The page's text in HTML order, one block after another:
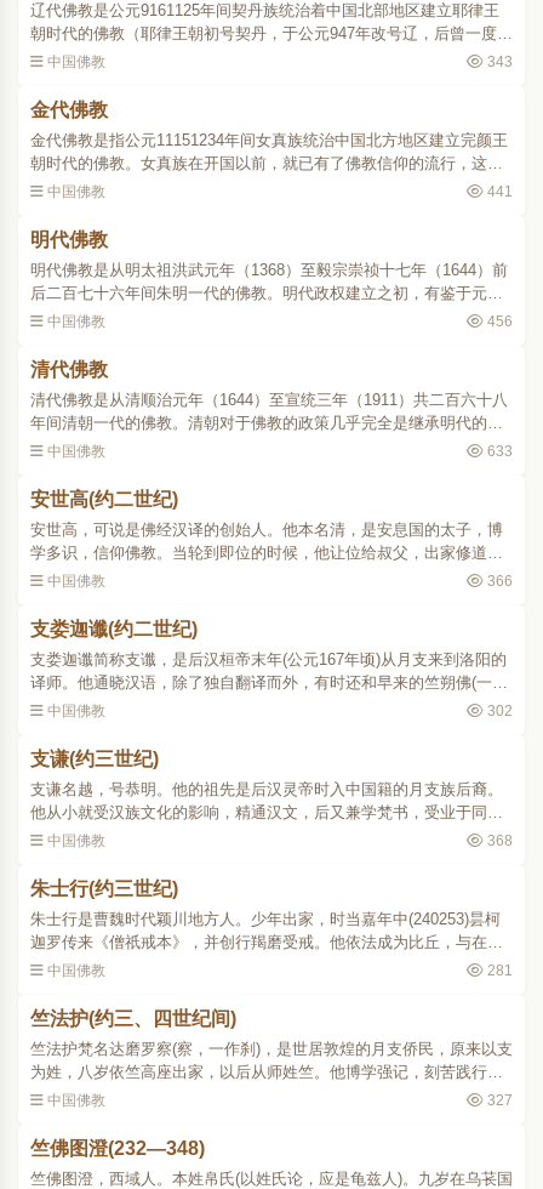
辽代佛教是公元9161125年间契丹族统治着中国北部地区建立耶律王
朝时代的佛教（耶律王朝初号契丹，于公元947年改号辽，后曾一度复
号契丹）。契丹族原无佛教信仰，唐末，契丹族中一个部落主耶律阿
中国佛教 343
金代佛教
金代佛教是指公元11151234年间女真族统治中国北方地区建立完颜王
朝时代的佛教。女真族在开国以前，就已有了佛教信仰的流行，这是
从它邻境奉行佛教的高丽、渤海等国传入的。迨建国后，它以武力灭
中国佛教 441
明代佛教
明代佛教是从明太祖洪武元年（1368）至毅宗崇祯十七年（1644）前
后二百七十六年间朱明一代的佛教。明代政权建立之初，有鉴于元代
崇奉喇嘛教的流弊，转而支持汉地传统的佛教各宗派，因此喇嘛教在
中国佛教 456
清代佛教
清代佛教是从清顺治元年（1644）至宣统三年（1911）共二百六十八
年间清朝一代的佛教。清朝对于佛教的政策几乎完全是继承明代的。
首先在管理方面仿照明代僧官制度，在京设立僧录司，所有僧官都经
中国佛教 633
安世高(约二世纪)
安世高，可说是佛经汉译的创始人。他本名清，是安息国的太子，博
学多识，信仰佛教。当轮到即位的时候，他让位给叔父，出家修道。
他精研阿毗昙，修习禅定，游化西域各地；于汉桓帝建和初年(147)，
中国佛教 366
支娄迦谶(约二世纪)
支娄迦谶简称支谶，是后汉桓帝末年(公元167年顷)从月支来到洛阳的
译师。他通晓汉语，除了独自翻译而外，有时还和早来的竺朔佛(一称
竺佛朔)合作。他译经的年代是在灵帝光和、中平年间(178189)，比安
中国佛教 302
支谦(约三世纪)
支谦名越，号恭明。他的祖先是后汉灵帝时入中国籍的月支族后裔。
他从小就受汉族文化的影响，精通汉文，后又兼学梵书，受业于同族
学者支亮，通达大乘佛教理论。他对从前那些过分朴质以致隐晦义理
中国佛教 368
朱士行(约三世纪)
朱士行是曹魏时代颖川地方人。少年出家，时当嘉年中(240253)昙柯
迦罗传来《僧祇戒本》，并创行羯磨受戒。他依法成为比丘，与在他
以前仅仅以离俗为僧的有别。从这一点上，后人也将他当作汉土真正
中国佛教 281
竺法护(约三、四世纪间)
竺法护梵名达磨罗察(察，一作刹)，是世居敦煌的月支侨民，原来以支
为姓，八岁依竺高座出家，以后从师姓竺。他博学强记，刻苦践行，
深感当时(曹魏末)佛教徒只重视寺庙图像，而忽略了西域大乘经典的传
中国佛教 327
竺佛图澄(232—348)
竺佛图澄，西域人。本姓帛氏(以姓氏论，应是龟兹人)。九岁在乌苌国